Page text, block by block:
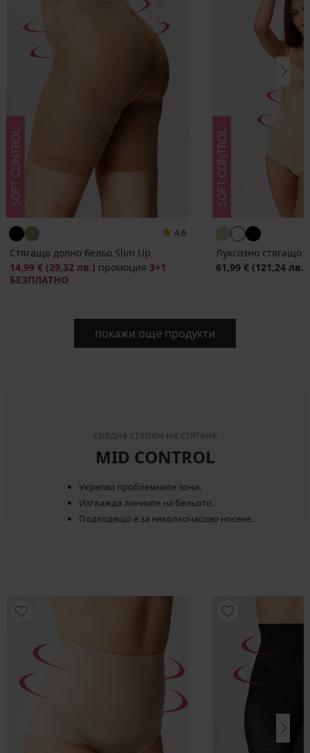
4,6
Стягащо долно бельо Slim Up
14,99 € (29,32 лв.) промоция 3+1
БЕЗПЛАТНО
Луксозно стягащо
61,99 € (121,24 лв.)
покажи още продукти
средна степен на стягане
MID CONTROL
Укрепва проблемните зони.
Изглажда линиите на бельото.
Подходящо е за няколкочасово носене.